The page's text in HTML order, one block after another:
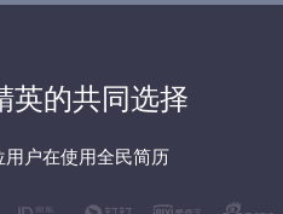
英的共同选择
用户在使用全民简历